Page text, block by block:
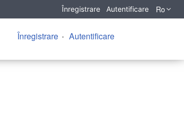
Înregistrare Autentificare Ro
Înregistrare Autentificare